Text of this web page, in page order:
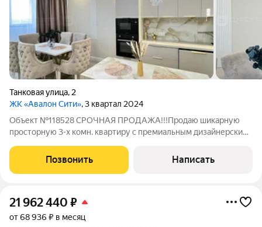
Танковая улица, 2
ЖК «Авалон Сити», 3 квартал 2024
Объект №118528 СРОЧНАЯ ПРОДАЖА!!!Продаю шикарную
просторную 3-х комн. квартиру с премиальным дизайнерским
этажного монолитно-кирпичного дома, 2025 года постройки
по адресу улица Танковая 2 Для
Позвонить Написать
21 962 440 ₽
от 68 936 ₽ в месяц